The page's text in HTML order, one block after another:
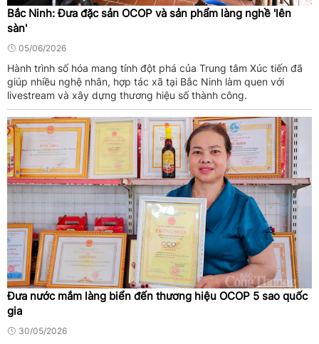
Bắc Ninh: Đưa đặc sản OCOP và sản phẩm làng nghề 'lên
sàn'
05/06/2026
Hành trình số hóa mang tính đột phá của Trung tâm Xúc tiến đã
giúp nhiều nghệ nhân, hợp tác xã tại Bắc Ninh làm quen với
livestream và xây dựng thương hiệu số thành công.
Đưa nước mắm làng biển đến thương hiệu OCOP 5 sao quốc
gia
30/05/2026